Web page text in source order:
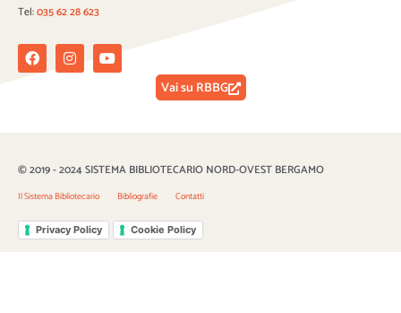
Tel:035 62 28 623
FacebookInstagramYoutube
Vai su RBBG
© 2019 - 2024 SISTEMA BIBLIOTECARIO NORD-OVEST BERGAMO
Il Sistema Bibliotecario Bibliografie Contatti
Privacy Policy Cookie Policy